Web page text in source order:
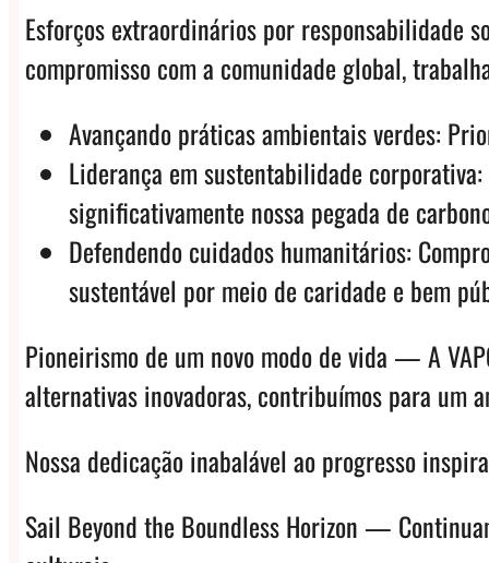
Esforços extraordinários por responsabilidade
compromisso com a comunidade global,
Avançando práticas ambientais verdes:
Liderança em sustentabilidade
significativamente nossa pegada de
Defendendo cuidados humanitários:
sustentável por meio de caridade e bem
Pioneirismo de um novo modo de vida — A
alternativas inovadoras, contribuímos para um
Nossa dedicação inabalável ao progresso
Sail Beyond the Boundless Horizon —